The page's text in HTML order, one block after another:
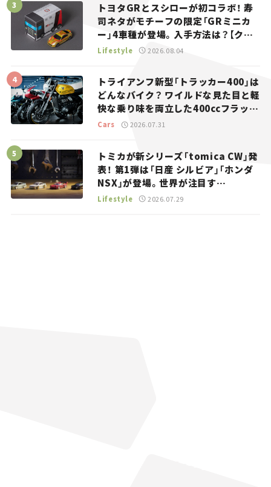
トヨタGRとスシローが初コラボ！ 寿
司ネタがモチーフの限定「GRミニカ
ー」4車種が登場。入手方法は？【クル
マとホビー】
Lifestyle 2026.08.04
トライアンフ新型「トラッカー400」は
どんなバイク？ ワイルドな見た目と軽
快な乗り味を両立した400ccフラット
トラッカー【試乗レビュー】
Cars 2026.07.31
トミカが新シリーズ「tomica CW」発
表！ 第1弾は「日産 シルビア」「ホンダ
NSX」が登場。世界が注目す
る“JDM”に焦点【クルマとホビー】
Lifestyle 2026.07.29